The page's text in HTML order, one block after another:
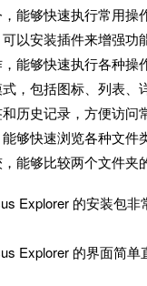
能够快速执行常用操
以安装插件来增强功
能够快速执行各种操
，包括图标、列表、
历史记录，方便访问
够快速浏览各种文件
能够比较两个文件夹
Explorer 的安装包非
Explorer 的界面简单